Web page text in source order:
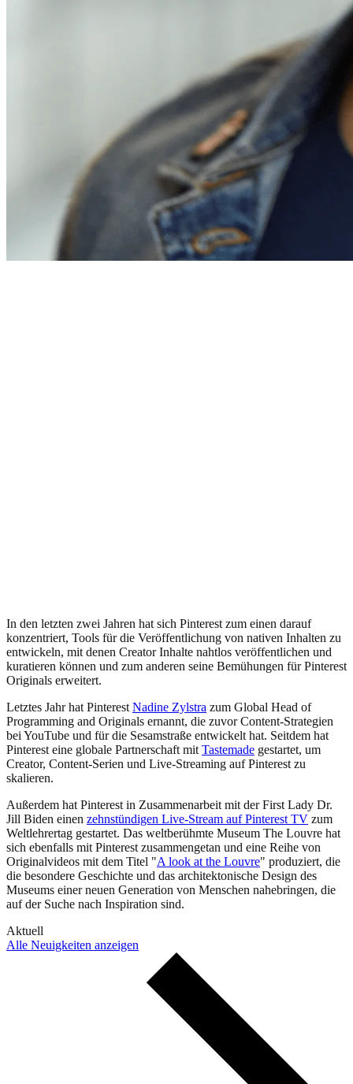
In den letzten zwei Jahren hat sich Pinterest zum einen darauf
konzentriert, Tools für die Veröffentlichung von nativen Inhalten zu
entwickeln, mit denen Creator Inhalte nahtlos veröffentlichen und
kuratieren können und zum anderen seine Bemühungen für Pinterest
Originals erweitert.
Letztes Jahr hat Pinterest Nadine Zylstra zum Global Head of
Programming and Originals ernannt, die zuvor Content-Strategien
bei YouTube und für die Sesamstraße entwickelt hat. Seitdem hat
Pinterest eine globale Partnerschaft mit Tastemade gestartet, um
Creator, Content-Serien und Live-Streaming auf Pinterest zu
skalieren.
Außerdem hat Pinterest in Zusammenarbeit mit der First Lady Dr.
Jill Biden einen zehnstündigen Live-Stream auf Pinterest TV zum
Weltlehrertag gestartet. Das weltberühmte Museum The Louvre hat
sich ebenfalls mit Pinterest zusammengetan und eine Reihe von
Originalvideos mit dem Titel "A look at the Louvre" produziert, die
die besondere Geschichte und das architektonische Design des
Museums einer neuen Generation von Menschen nahebringen, die
auf der Suche nach Inspiration sind.
Aktuell
Alle Neuigkeiten anzeigen